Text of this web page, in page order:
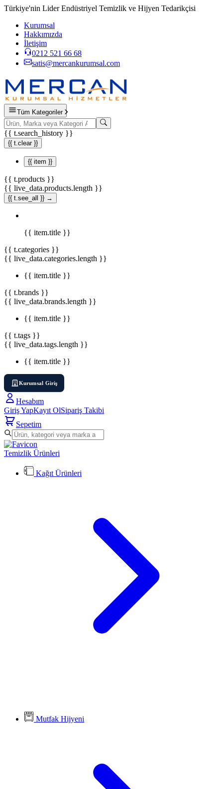
Türkiye'nin Lider Endüstriyel Temizlik ve Hijyen Tedarikçisi
Kurumsal
Hakkımızda
İletişim
0212 521 66 68
satis@mercankurumsal.com
Tüm Kategoriler
{{ t.search_history }}
{{ t.clear }}
{{ item }}
{{ t.products }}
{{ live_data.products.length }}
{{ t.see_all }} →
{{ item.title }}
{{ t.categories }}
{{ live_data.categories.length }}
{{ item.title }}
{{ t.brands }}
{{ live_data.brands.length }}
{{ item.title }}
{{ t.tags }}
{{ live_data.tags.length }}
{{ item.title }}
Kurumsal Giriş
Hesabım
Giriş YapKayıt OlSipariş Takibi
Sepetim
Temizlik Ürünleri
Kağıt Ürünleri
Mutfak Hijyeni